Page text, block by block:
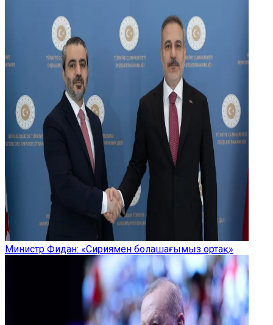
Министр Фидан: «Сириямен болашағымыз ортақ»